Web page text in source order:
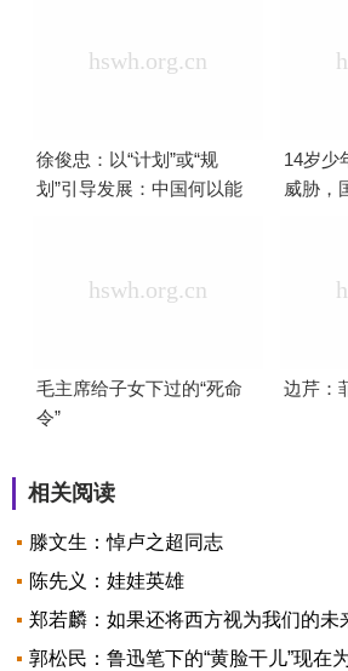
徐俊忠：以“计划”或“规
划”引导发展：中国何以能
14岁少
威胁，
毛主席给子女下过的“死命
令”
边芹：
相关阅读
滕文生：悼卢之超同志
陈先义：娃娃英雄
郑若麟：如果还将西方视为我们的未来
郭松民：鲁迅笔下的“黄脸干儿”现在